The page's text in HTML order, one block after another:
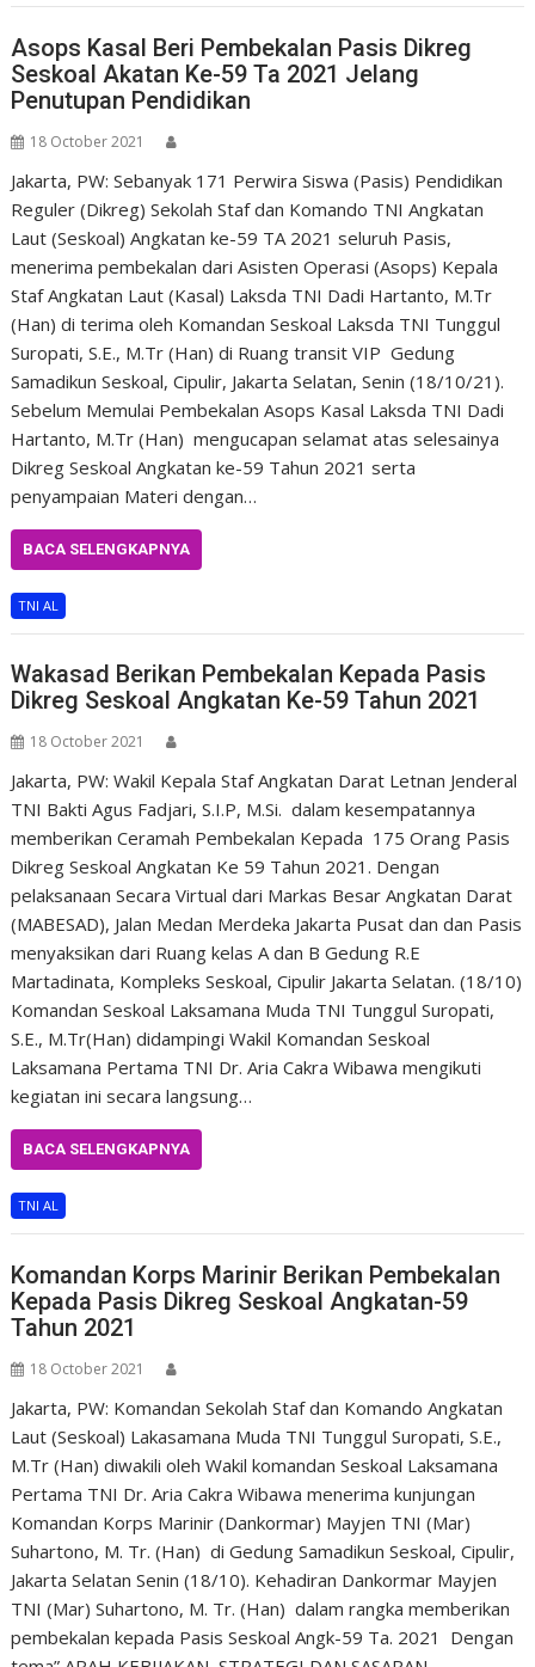
Asops Kasal Beri Pembekalan Pasis Dikreg
Seskoal Akatan Ke-59 Ta 2021 Jelang
Penutupan Pendidikan
18 October 2021
Jakarta, PW: Sebanyak 171 Perwira Siswa (Pasis) Pendidikan
Reguler (Dikreg) Sekolah Staf dan Komando TNI Angkatan
Laut (Seskoal) Angkatan ke-59 TA 2021 seluruh Pasis,
menerima pembekalan dari Asisten Operasi (Asops) Kepala
Staf Angkatan Laut (Kasal) Laksda TNI Dadi Hartanto, M.Tr
(Han) di terima oleh Komandan Seskoal Laksda TNI Tunggul
Suropati, S.E., M.Tr (Han) di Ruang transit VIP Gedung
Samadikun Seskoal, Cipulir, Jakarta Selatan, Senin (18/10/21).
Sebelum Memulai Pembekalan Asops Kasal Laksda TNI Dadi
Hartanto, M.Tr (Han) mengucapan selamat atas selesainya
Dikreg Seskoal Angkatan ke-59 Tahun 2021 serta
penyampaian Materi dengan…
BACA SELENGKAPNYA
TNI AL
Wakasad Berikan Pembekalan Kepada Pasis
Dikreg Seskoal Angkatan Ke-59 Tahun 2021
18 October 2021
Jakarta, PW: Wakil Kepala Staf Angkatan Darat Letnan Jenderal
TNI Bakti Agus Fadjari, S.I.P, M.Si. dalam kesempatannya
memberikan Ceramah Pembekalan Kepada 175 Orang Pasis
Dikreg Seskoal Angkatan Ke 59 Tahun 2021. Dengan
pelaksanaan Secara Virtual dari Markas Besar Angkatan Darat
(MABESAD), Jalan Medan Merdeka Jakarta Pusat dan dan Pasis
menyaksikan dari Ruang kelas A dan B Gedung R.E
Martadinata, Kompleks Seskoal, Cipulir Jakarta Selatan. (18/10)
Komandan Seskoal Laksamana Muda TNI Tunggul Suropati,
S.E., M.Tr(Han) didampingi Wakil Komandan Seskoal
Laksamana Pertama TNI Dr. Aria Cakra Wibawa mengikuti
kegiatan ini secara langsung…
BACA SELENGKAPNYA
TNI AL
Komandan Korps Marinir Berikan Pembekalan
Kepada Pasis Dikreg Seskoal Angkatan-59
Tahun 2021
18 October 2021
Jakarta, PW: Komandan Sekolah Staf dan Komando Angkatan
Laut (Seskoal) Lakasamana Muda TNI Tunggul Suropati, S.E.,
M.Tr (Han) diwakili oleh Wakil komandan Seskoal Laksamana
Pertama TNI Dr. Aria Cakra Wibawa menerima kunjungan
Komandan Korps Marinir (Dankormar) Mayjen TNI (Mar)
Suhartono, M. Tr. (Han) di Gedung Samadikun Seskoal, Cipulir,
Jakarta Selatan Senin (18/10). Kehadiran Dankormar Mayjen
TNI (Mar) Suhartono, M. Tr. (Han) dalam rangka memberikan
pembekalan kepada Pasis Seskoal Angk-59 Ta. 2021 Dengan